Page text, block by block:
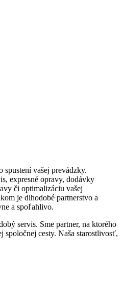
spustení vašej prevádzky.
expresné opravy, dodávky
či optimalizáciu vašej
je dlhodobé partnerstvo a
a spoľahlivo.
servis. Sme partner, na ktorého
spoločnej cesty. Naša starostlivosť,